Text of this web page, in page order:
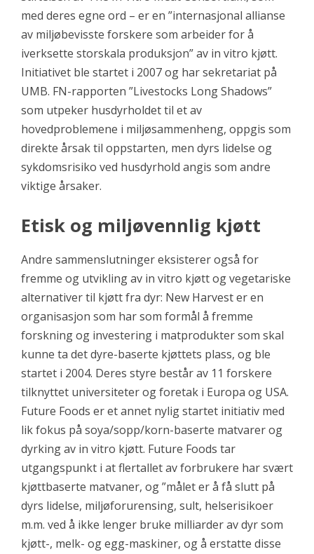
med deres egne ord – er en ”internasjonal allianse
av miljøbevisste forskere som arbeider for å
iverksette storskala produksjon” av in vitro kjøtt.
Initiativet ble startet i 2007 og har sekretariat på
UMB. FN-rapporten ”Livestocks Long Shadows”
som utpeker husdyrholdet til et av
hovedproblemene i miljøsammenheng, oppgis som
direkte årsak til oppstarten, men dyrs lidelse og
sykdomsrisiko ved husdyrhold angis som andre
viktige årsaker.
Etisk og miljøvennlig kjøtt
Andre sammenslutninger eksisterer også for
fremme og utvikling av in vitro kjøtt og vegetariske
alternativer til kjøtt fra dyr: New Harvest er en
organisasjon som har som formål å fremme
forskning og investering i matprodukter som skal
kunne ta det dyre-baserte kjøttets plass, og ble
startet i 2004. Deres styre består av 11 forskere
tilknyttet universiteter og foretak i Europa og USA.
Future Foods er et annet nylig startet initiativ med
lik fokus på soya/sopp/korn-baserte matvarer og
dyrking av in vitro kjøtt. Future Foods tar
utgangspunkt i at flertallet av forbrukere har svært
kjøttbaserte matvaner, og ”målet er å få slutt på
dyrs lidelse, miljøforurensing, sult, helserisikoer
m.m. ved å ikke lenger bruke milliarder av dyr som
kjøtt-, melk- og egg-maskiner, og å erstatte disse